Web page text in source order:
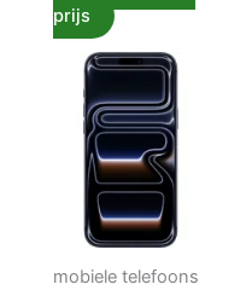
prijs
mobiele telefoons